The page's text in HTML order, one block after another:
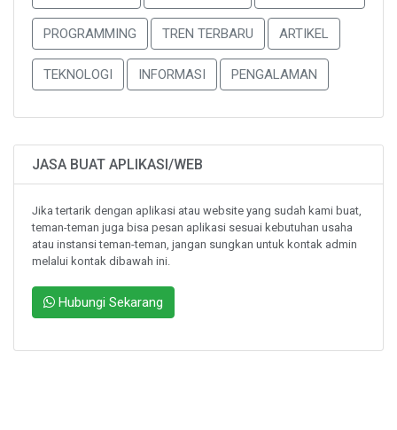
PROGRAMMING TREN TERBARU ARTIKEL
TEKNOLOGI INFORMASI PENGALAMAN
JASA BUAT APLIKASI/WEB
Jika tertarik dengan aplikasi atau website yang sudah kami buat,
teman-teman juga bisa pesan aplikasi sesuai kebutuhan usaha
atau instansi teman-teman, jangan sungkan untuk kontak admin
melalui kontak dibawah ini.
Hubungi Sekarang